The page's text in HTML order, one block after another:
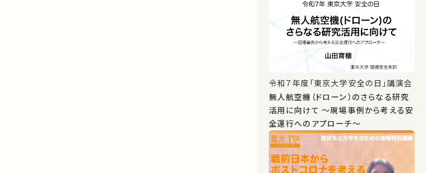
令和７年度「東京大学安全の日」講演会
無人航空機（ドローン）のさらなる研究
活用に向けて ～現場事例から考える安
全運行へのアプローチ～